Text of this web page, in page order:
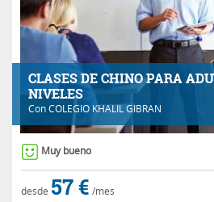
CLASES DE CHINO PARA
NIVELES
ConCOLEGIO KHALIL GIBRAN
Muy bueno
desde 57 € /mes